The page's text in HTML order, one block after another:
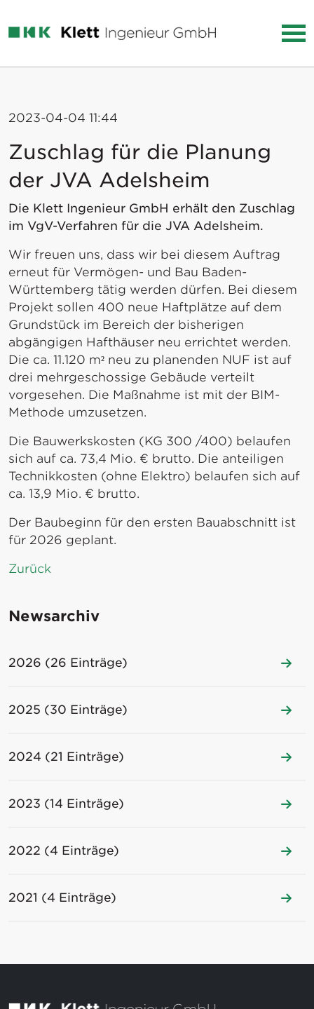
2023-04-04 11:44
Zuschlag für die Planung
der JVA Adelsheim
Die Klett Ingenieur GmbH erhält den Zuschlag
im VgV-Verfahren für die JVA Adelsheim.
Wir freuen uns, dass wir bei diesem Auftrag
erneut für Vermögen- und Bau Baden-
Württemberg tätig werden dürfen. Bei diesem
Projekt sollen 400 neue Haftplätze auf dem
Grundstück im Bereich der bisherigen
abgängigen Hafthäuser neu errichtet werden.
Die ca. 11.120 m² neu zu planenden NUF ist auf
drei mehrgeschossige Gebäude verteilt
vorgesehen. Die Maßnahme ist mit der BIM-
Methode umzusetzen.
Die Bauwerkskosten (KG 300 /400) belaufen
sich auf ca. 73,4 Mio. € brutto. Die anteiligen
Technikkosten (ohne Elektro) belaufen sich auf
ca. 13,9 Mio. € brutto.
Der Baubeginn für den ersten Bauabschnitt ist
für 2026 geplant.
Zurück
Newsarchiv
2026 (26 Einträge)
2025 (30 Einträge)
2024 (21 Einträge)
2023 (14 Einträge)
2022 (4 Einträge)
2021 (4 Einträge)